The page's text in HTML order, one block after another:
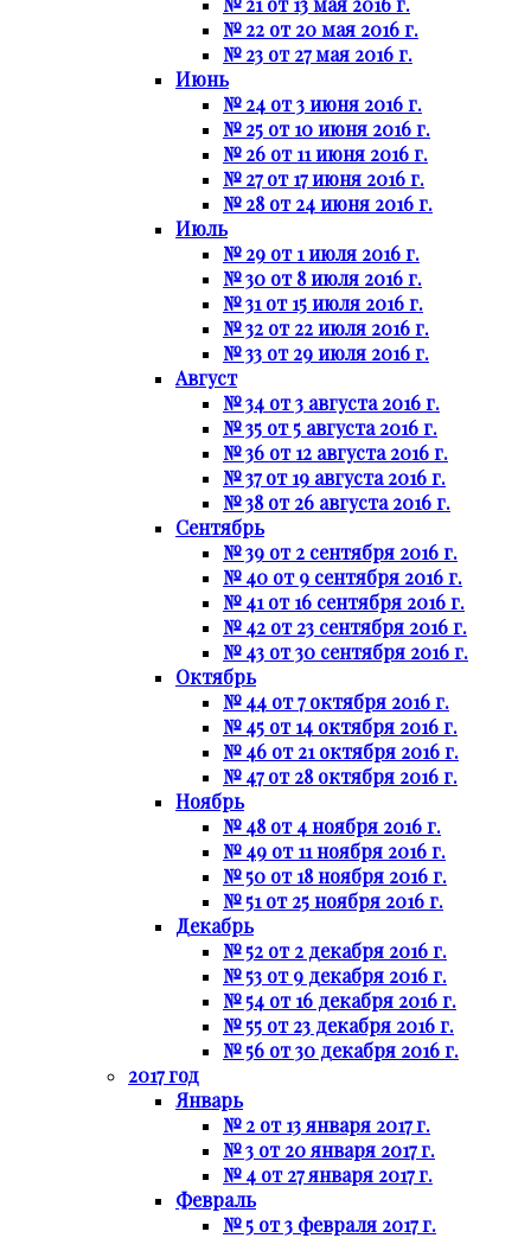
№ 22 от 20 мая 2016 г.
№ 23 от 27 мая 2016 г.
Июнь
№ 24 от 3 июня 2016 г.
№ 25 от 10 июня 2016 г.
№ 26 от 11 июня 2016 г.
№ 27 от 17 июня 2016 г.
№ 28 от 24 июня 2016 г.
Июль
№ 29 от 1 июля 2016 г.
№ 30 от 8 июля 2016 г.
№ 31 от 15 июля 2016 г.
№ 32 от 22 июля 2016 г.
№ 33 от 29 июля 2016 г.
Август
№ 34 от 3 августа 2016 г.
№ 35 от 5 августа 2016 г.
№ 36 от 12 августа 2016 г.
№ 37 от 19 августа 2016 г.
№ 38 от 26 августа 2016 г.
Сентябрь
№ 39 от 2 сентября 2016 г.
№ 40 от 9 сентября 2016 г.
№ 41 от 16 сентября 2016 г.
№ 42 от 23 сентября 2016 г.
№ 43 от 30 сентября 2016 г.
Октябрь
№ 44 от 7 октября 2016 г.
№ 45 от 14 октября 2016 г.
№ 46 от 21 октября 2016 г.
№ 47 от 28 октября 2016 г.
Ноябрь
№ 48 от 4 ноября 2016 г.
№ 49 от 11 ноября 2016 г.
№ 50 от 18 ноября 2016 г.
№ 51 от 25 ноября 2016 г.
Декабрь
№ 52 от 2 декабря 2016 г.
№ 53 от 9 декабря 2016 г.
№ 54 от 16 декабря 2016 г.
№ 55 от 23 декабря 2016 г.
№ 56 от 30 декабря 2016 г.
2017 год
Январь
№ 2 от 13 января 2017 г.
№ 3 от 20 января 2017 г.
№ 4 от 27 января 2017 г.
Февраль
№ 5 от 3 февраля 2017 г.